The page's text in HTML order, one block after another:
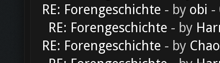
RE: Forengeschichte - by obi -
RE: Forengeschichte - by
RE: Forengeschichte - by